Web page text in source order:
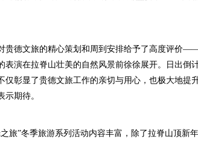
德文旅的精心策划和周到安排给予了高度评价
表演在拉脊山壮美的自然风景前徐徐展开。日出倒
仅彰显了贵德文旅工作的亲切与用心，也极大地提
期待。
”冬季旅游系列活动内容丰富，除了拉脊山顶新